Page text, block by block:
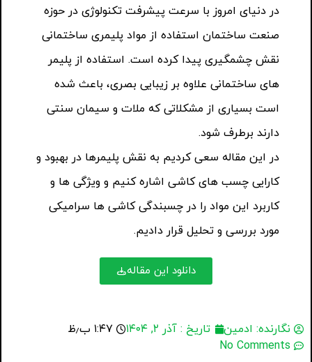
در دنیای امروز با سرعت پیشرفت تکنولوژی در حوزه
صنعت ساختمان استفاده از مواد پلیمری ساختمانی
نقش چشمگیری پیدا کرده است. استفاده از پلیمر
های ساختمانی علاوه بر زیبایی بصری، باعث شده
است بسیاری از مشکلاتی که ملات و سیمان سنتی
دارند برطرف شود.
در این مقاله سعی کردیم به نقش پلیمرها در بهبود و
کارایی چسب های کاشی اشاره کنیم و ویژگی ها و
کاربرد این مواد را در چسبندگی کاشی ها سرامیکی
مورد بررسی و تحلیل قرار دادیم.
دانلود این مقاله
نگارنده: ادمین تاریخ : آذر ۲, ۱۴۰۴
۱:۴۷ ب٫ظ
No Comments